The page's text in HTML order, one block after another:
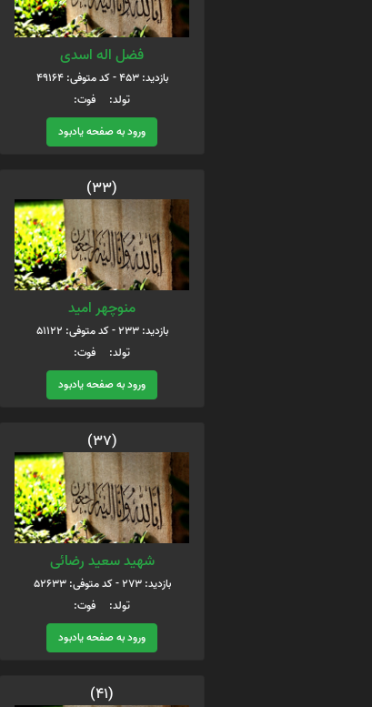
فضل اله اسدی
بازدید: 453 - کد متوفی: 49164
تولد: فوت:
ورود به صفحه یادبود
(33)
منوچهر امید
بازدید: 233 - کد متوفی: 51122
تولد: فوت:
ورود به صفحه یادبود
(37)
شهید سعید رضائی
بازدید: 273 - کد متوفی: 52633
تولد: فوت:
ورود به صفحه یادبود
(41)